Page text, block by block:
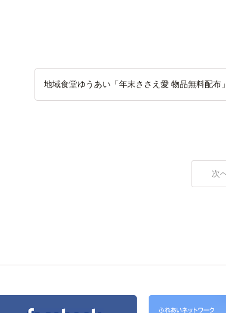
地域食堂ゆうあい「年末ささえ愛 物品無料配布
次